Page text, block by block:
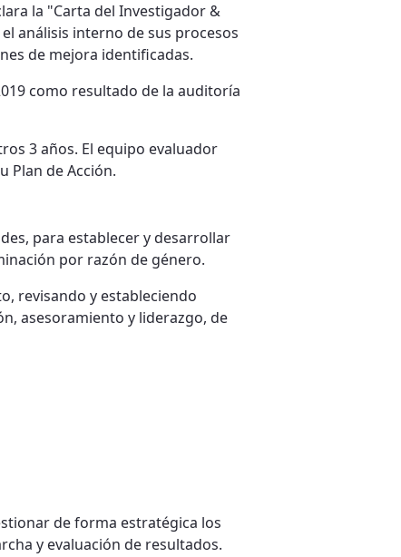
la "Carta del Investigador &
análisis interno de sus procesos
de mejora identificadas.
como resultado de la auditoría
3 años. El equipo evaluador
Plan de Acción.
para establecer y desarrollar
por razón de género.
revisando y estableciendo
asesoramiento y liderazgo, de
de forma estratégica los
y evaluación de resultados.